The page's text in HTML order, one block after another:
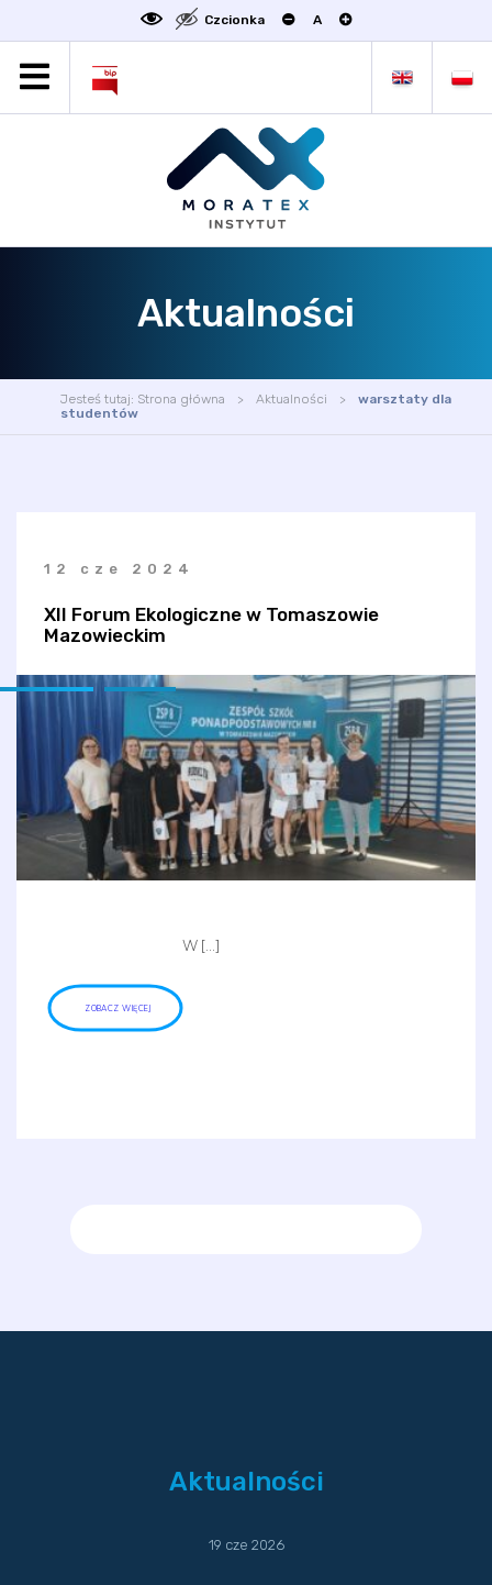
Czcionka A
OGŁOSZENIA
DEKLARACJA DOSTĘPNOŚCI
Aktualności
Jesteś tutaj: Strona główna Aktualności
warsztaty dla
studentów
12 cze 2024
XII Forum Ekologiczne w Tomaszowie
Mazowieckim
W […]
ZOBACZ WIĘCEJ
Aktualności
19 cze 2026